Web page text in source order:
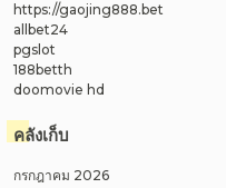
https://gaojing888.bet
allbet24
pgslot
188betth
doomovie hd
คลังเก็บ
กรกฎาคม 2026